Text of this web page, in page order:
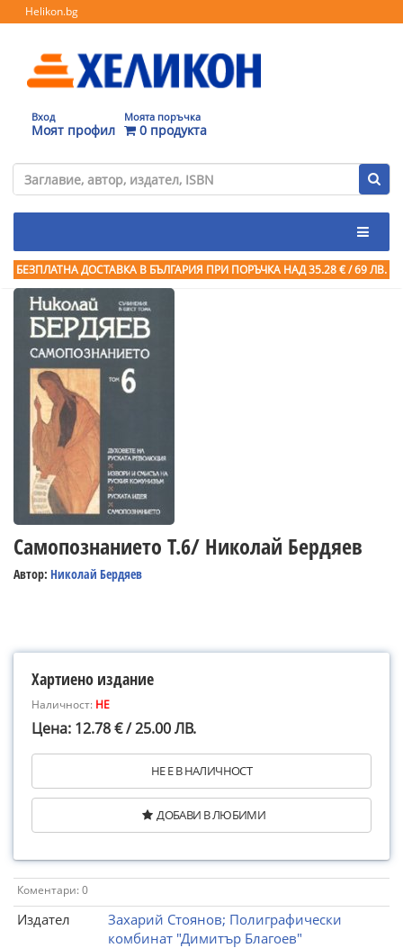
Helikon.bg
Вход
Моят профил
Моята поръчка
0 продукта
БЕЗПЛАТНА ДОСТАВКА В БЪЛГАРИЯ ПРИ ПОРЪЧКА НАД 35.28 € / 69 ЛВ.
Самопознанието Т.6/ Николай Бердяев
Автор: Николай Бердяев
Хартиено издание
Наличност: НЕ
Цена: 12.78 € / 25.00 ЛВ.
НЕ Е В НАЛИЧНОСТ
ДОБАВИ В ЛЮБИМИ
Коментари: 0
Издател
Захарий Стоянов; Полиграфически
комбинат "Димитър Благоев"